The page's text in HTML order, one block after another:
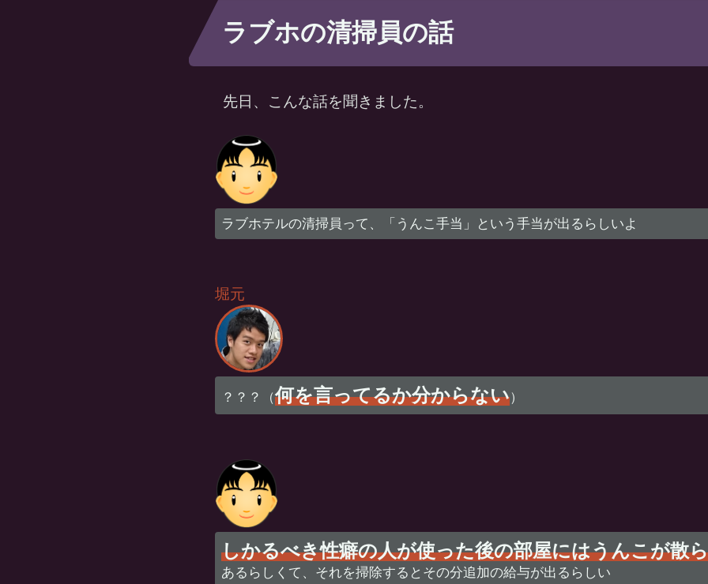
ラブホの清掃員の話
先日、こんな話を聞きました。
ラブホテルの清掃員って、「うんこ手当」という手当が出るらしいよ
堀元
？？？（何を言ってるか分からない）
しかるべき性癖の人が使った後の部屋にはうんこが散
あるらしくて、それを掃除するとその分追加の給与が出るらしい